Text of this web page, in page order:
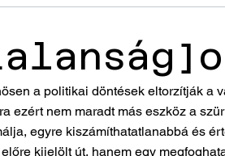
a politikai döntések eltorzítják a
ezért nem maradt más eszköz a
egyre kiszámíthatatlanabbá és
kijelölt út, hanem egy